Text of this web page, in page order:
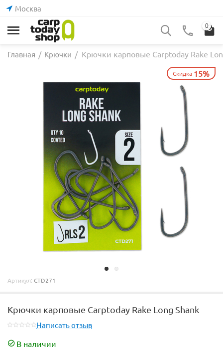
Москва
0
Главная / Крючки / Крючки карповые Carptoday Rake
Скидка 15%
Артикул: CTD271
Крючки карповые Carptoday Rake Long Shank
Написать отзыв
В наличии